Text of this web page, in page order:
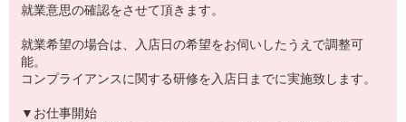
就業意思の確認をさせて頂きます。
就業希望の場合は、入店日の希望をお伺いしたうえで調整可
能。
コンプライアンスに関する研修を入店日までに実施致します。
▼お仕事開始